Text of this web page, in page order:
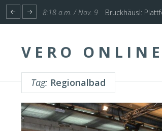
1:17 p.m. / Nov. 4 Start für Planung
VERO ONLINE
Tag: Regionalbad